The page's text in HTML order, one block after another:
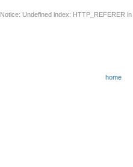
Notice: Undefined index: HTTP_REFERER in
home